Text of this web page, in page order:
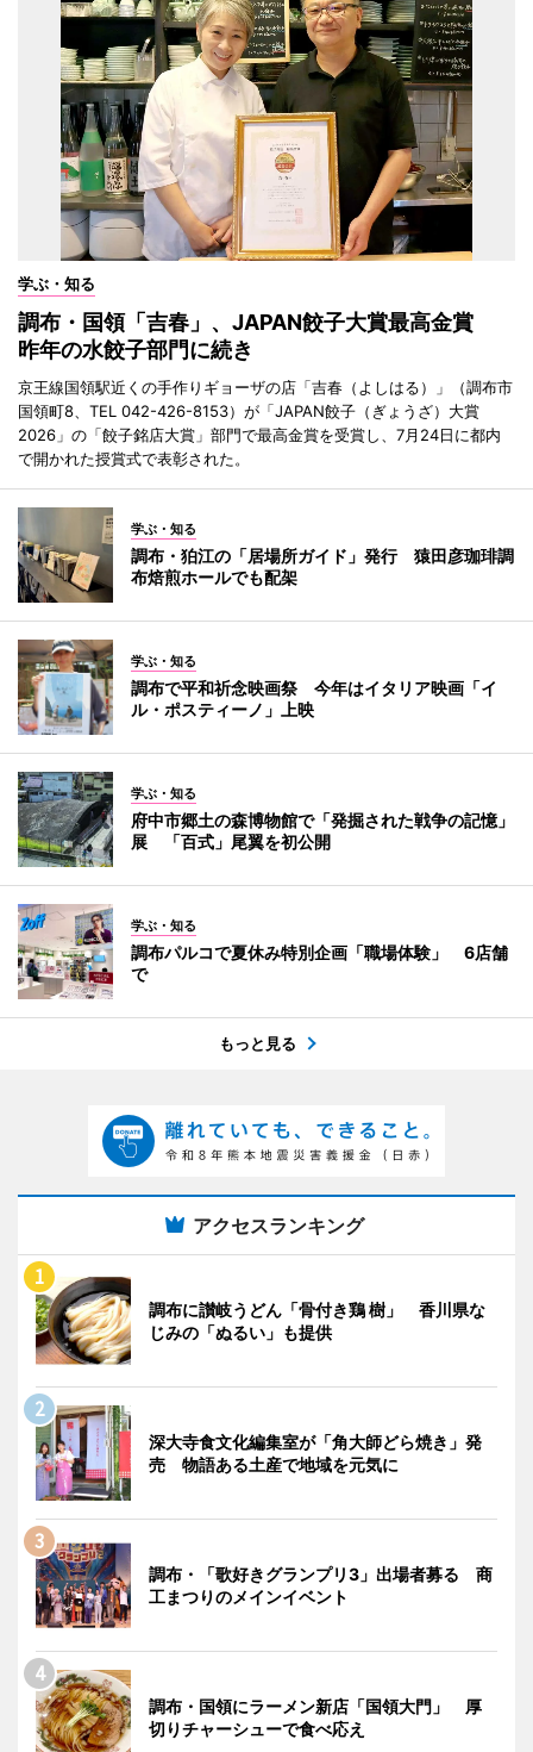
学ぶ・知る
調布・国領「吉春」、JAPAN餃子大賞最高金賞
昨年の水餃子部門に続き
京王線国領駅近くの手作りギョーザの店「吉春（よしはる）」（調布市
国領町8、TEL 042-426-8153）が「JAPAN餃子（ぎょうざ）大賞
2026」の「餃子銘店大賞」部門で最高金賞を受賞し、7月24日に都内
で開かれた授賞式で表彰された。
学ぶ・知る
調布・狛江の「居場所ガイド」発行 猿田彦珈琲調
布焙煎ホールでも配架
学ぶ・知る
調布で平和祈念映画祭 今年はイタリア映画「イ
ル・ポスティーノ」上映
学ぶ・知る
府中市郷土の森博物館で「発掘された戦争の記憶」
展 「百式」尾翼を初公開
学ぶ・知る
調布パルコで夏休み特別企画「職場体験」 6店舗
で
もっと見る
アクセスランキング
調布に讃岐うどん「骨付き鶏 樹」 香川県な
じみの「ぬるい」も提供
深大寺食文化編集室が「角大師どら焼き」発
売 物語ある土産で地域を元気に
調布・「歌好きグランプリ3」出場者募る 商
工まつりのメインイベント
調布・国領にラーメン新店「国領大門」 厚
切りチャーシューで食べ応え